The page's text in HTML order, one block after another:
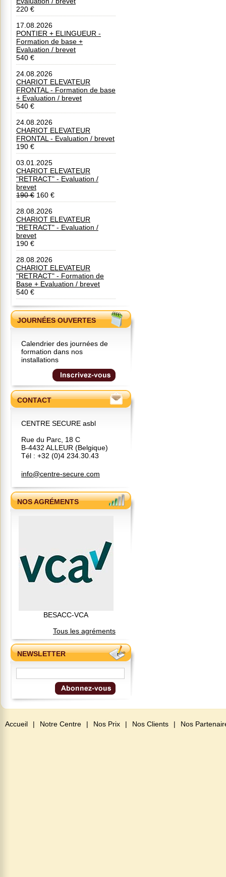
220 €
17.08.2026
PONTIER + ELINGUEUR -
Formation de base +
Evaluation / brevet
540 €
24.08.2026
CHARIOT ELEVATEUR
FRONTAL - Formation de base
+ Evaluation / brevet
540 €
24.08.2026
CHARIOT ELEVATEUR
FRONTAL - Evaluation / brevet
190 €
03.01.2025
CHARIOT ELEVATEUR
"RETRACT" - Evaluation /
brevet
190 € 160 €
28.08.2026
CHARIOT ELEVATEUR
"RETRACT" - Evaluation /
brevet
190 €
28.08.2026
CHARIOT ELEVATEUR
"RETRACT" - Formation de
Base + Evaluation / brevet
540 €
JOURNÉES OUVERTES
Calendrier des journées de
formation dans nos
installations
CONTACT
CENTRE SECURE asbl
Rue du Parc, 18 C
B-4432 ALLEUR (Belgique)
Tél : +32 (0)4 234.30.43
info@centre-secure.com
NOS AGRÉMENTS
BESACC-VCA
Tous les agréments
NEWSLETTER
Accueil | Notre Centre | Nos Prix | Nos Clients | Nos